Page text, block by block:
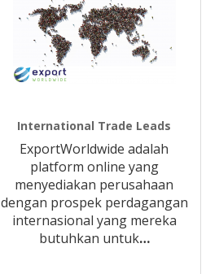
International Trade Leads
ExportWorldwide adalah
platform online yang
menyediakan perusahaan
dengan prospek perdagangan
internasional yang mereka
butuhkan untuk…